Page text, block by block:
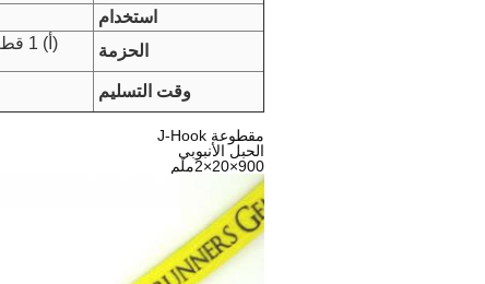
استخدام
الحزمة
(أ) 1 قطعة لكل كيس أو 25-50 قطعة لكل كيس، 1000 قطعة لكل طن.
وقت التسليم
مقطوعة J-Hook
الحبل الأنبوبي
900×20×2ملم